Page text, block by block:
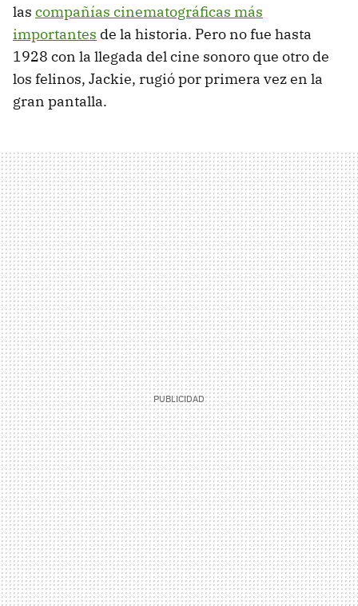
las compañías cinematográficas más
importantes de la historia. Pero no fue hasta
1928 con la llegada del cine sonoro que otro de
los felinos, Jackie, rugió por primera vez en la
gran pantalla.